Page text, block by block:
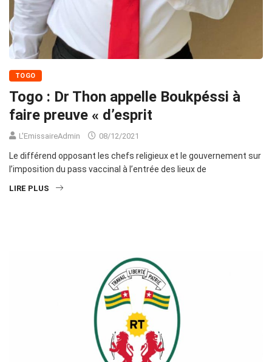
TOGO
Togo : Dr Thon appelle Boukpéssi à
faire preuve « d’esprit
L'EmissaireAdmin 08/12/2021
Le différend opposant les chefs religieux et le gouvernement sur
l’imposition du pass vaccinal à l’entrée des lieux de
LIRE PLUS